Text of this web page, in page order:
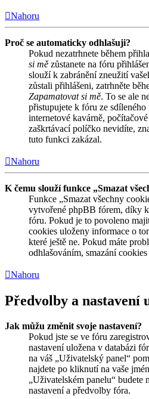
Nahoru
Proč se automaticky odhlašuji?
Pokud nezatrhnete během
si mě zůstanete na fóru
slouží k zabránění zneužití
zůstali přihlášeni, zatrhněte
Zapamatovat si mě. To se ale
přistupujete k fóru ze
internetové kavárně,
zaškrtávací políčko nevidíte,
tuto funkci zakázal.
Nahoru
K čemu slouží funkce „Smazat
Funkce „Smazat všechny
vytvořené phpBB fórem, díky
fóru. Pokud je to povoleno
cookies uloženy informace o
které ještě ne. Pokud máte
odhlašováním, smazání
Nahoru
Předvolby a nastavení
Jak můžu změnit svoje nastavení?
Pokud jste se ve fóru
nastavení uložena v databázi
na váš „Uživatelský panel“
najdete po kliknutí na vaše
„Uživatelském panelu“ budete
nastavení a předvolby fóra.